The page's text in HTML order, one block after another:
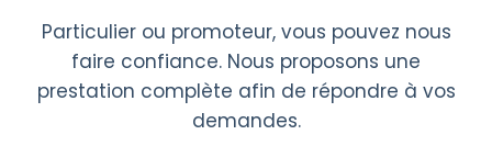
Particulier ou promoteur, vous pouvez nous
faire confiance. Nous proposons une
prestation complète afin de répondre à vos
demandes.